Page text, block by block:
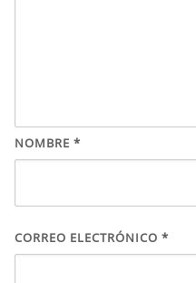
NOMBRE *
CORREO ELECTRÓNICO *